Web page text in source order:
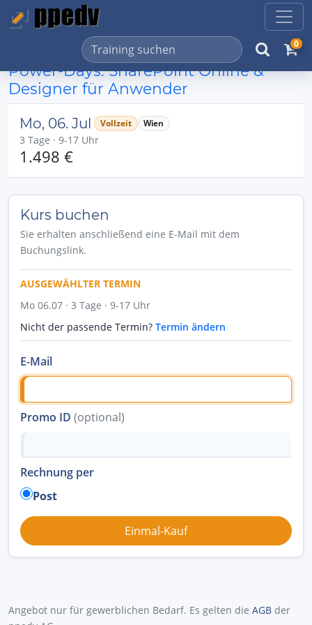
0
Power-Days: SharePoint Online &
Designer für Anwender
Mo, 06. Jul Vollzeit Wien
3 Tage · 9-17 Uhr
1.498 €
Kurs buchen
Sie erhalten anschließend eine E-Mail mit dem
Buchungslink.
AUSGEWÄHLTER TERMIN
Mo 06.07 · 3 Tage · 9-17 Uhr
Nicht der passende Termin? Termin ändern
E-Mail
Promo ID (optional)
Rechnung per
Post
Angebot nur für gewerblichen Bedarf. Es gelten die AGB der